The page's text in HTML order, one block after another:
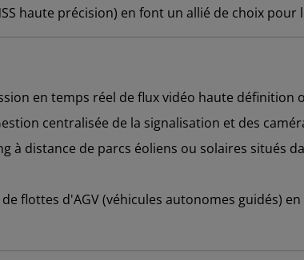
haute précision) en font un allié de choix
en temps réel de flux vidéo haute
centralisée de la signalisation et des
à distance de parcs éoliens ou solaires situés
de flottes d'AGV (véhicules autonomes guidés)